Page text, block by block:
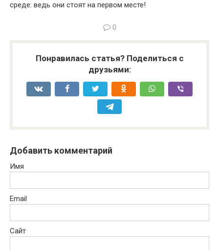
среде: ведь они стоят на первом месте!
0
Понравилась статья? Поделиться с
друзьями:
Добавить комментарий
Имя
Email
Сайт